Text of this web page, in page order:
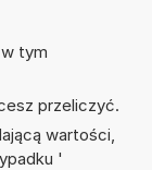
tym
przeliczyć.
wartości,
'